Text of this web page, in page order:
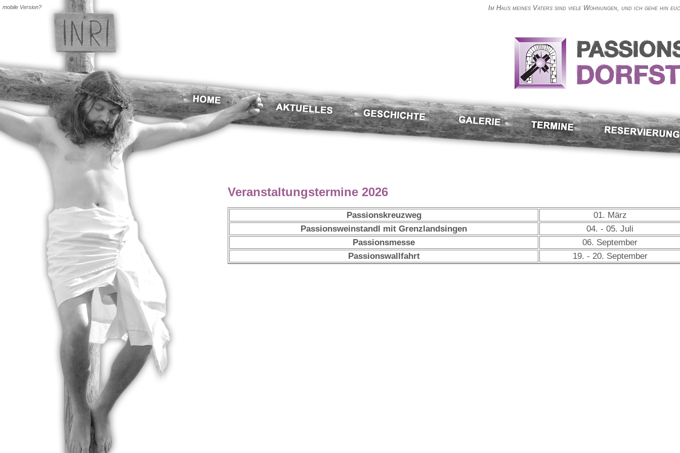
mobile Version? Im Haus meines Vaters sind viele Wohnungen, und ich gehe hin
Veranstaltungstermine 2026
Passionskreuzweg
01. März
Passionsweinstandl mit Grenzlandsingen
04. - 05. Juli
Passionsmesse
06. September
Passionswallfahrt
19. - 20. September